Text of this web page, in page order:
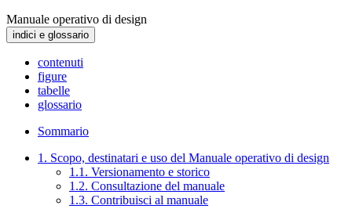
Manuale operativo di design
indici e glossario
contenuti
figure
tabelle
glossario
Sommario
1. Scopo, destinatari e uso del Manuale operativo di design
1.1. Versionamento e storico
1.2. Consultazione del manuale
1.3. Contribuisci al manuale